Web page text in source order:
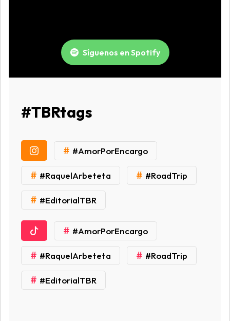
Síguenos en Spotify
#TBRtags
# #AmorPorEncargo
# #RaquelArbeteta # #RoadTrip
# #EditorialTBR
# #AmorPorEncargo
# #RaquelArbeteta # #RoadTrip
# #EditorialTBR